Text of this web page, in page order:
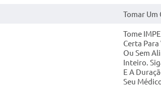
Tomar
Tome
Certa
Ou Sem
Inteiro.
E A
Seu